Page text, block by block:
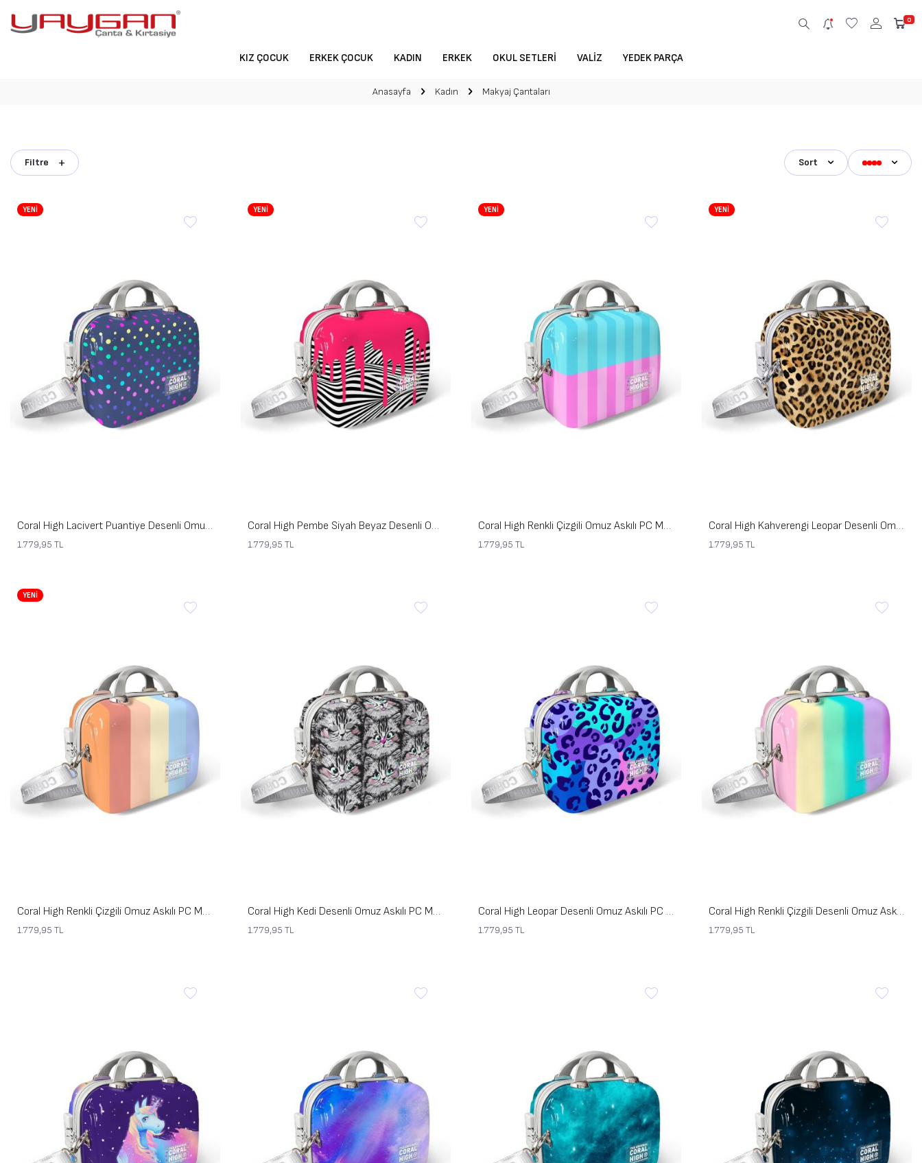
0
KIZ ÇOCUK ERKEK ÇOCUK KADIN ERKEK OKUL SETLERI VALIZ YEDEK PARÇA
Anasayfa Kadın Makyaj Çantaları
Filtre Sort
YENİ
Coral High Lacivert Puantiye Desenli Omuz Askılı PC Makyaj Çantası 16901
1.779,95 TL
YENİ
Coral High Pembe Siyah Beyaz Desenli Omuz Askılı PC Makyaj Çantası 16902
1.779,95 TL
YENİ
Coral High Renkli Çizgili Omuz Askılı PC Makyaj Çantası 16904
1.779,95 TL
YENİ
Coral High Kahverengi Leopar Desenli Omuz Askılı PC Makyaj Çantası 16844
1.779,95 TL
YENİ
Coral High Renkli Çizgili Omuz Askılı PC Makyaj Çantası 16903
1.779,95 TL
Coral High Kedi Desenli Omuz Askılı PC Makyaj Çantası 16899
1.779,95 TL
Coral High Leopar Desenli Omuz Askılı PC Makyaj Çantası 16898
1.779,95 TL
Coral High Renkli Çizgili Desenli Omuz Askılı PC Makyaj Çantası 16897
1.779,95 TL